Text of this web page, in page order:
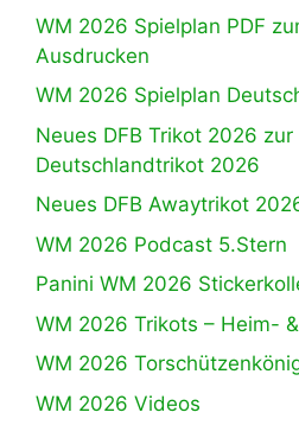
WM 2026 Spielplan PDF
Ausdrucken
WM 2026 Spielplan
Neues DFB Trikot 2026 zur
Deutschlandtrikot 2026
Neues DFB Awaytrikot
WM 2026 Podcast 5.Stern
Panini WM 2026
WM 2026 Trikots – Heim-
WM 2026
WM 2026 Videos